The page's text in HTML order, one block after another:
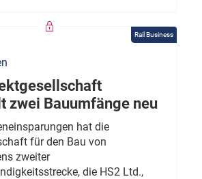
Rail Business
zwei Bauumfänge neu
hat die
für den Bau von
zweiter
die HS2 Ltd.,